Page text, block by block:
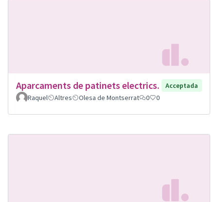
Aparcaments de patinets electrics.
Acceptada
Raquel
Altres Olesa de Montserrat 0 0